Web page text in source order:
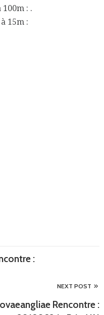
: .
15m :
:
NEXT POST
Rencontre :